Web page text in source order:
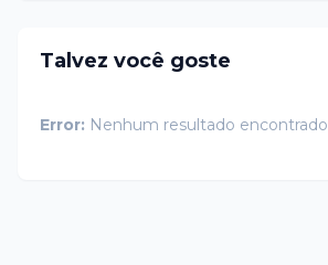
Talvez você goste
Error: Nenhum resultado encontrado